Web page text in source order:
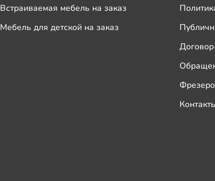
Встраиваемая мебель на заказ
Мебель для детской на заказ